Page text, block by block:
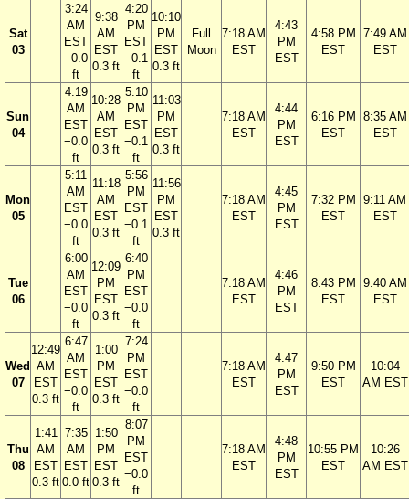
Sat
03
3:24
AM
EST
−0.0
ft
9:38
AM
EST
0.3 ft
4:20
PM
EST
−0.1
ft
10:10
PM
EST
0.3 ft
Full
Moon
7:18 AM
EST
4:43
PM
EST
4:58 PM
EST
7:49 AM
EST
Sun
04
4:19
AM
EST
−0.0
ft
10:28
AM
EST
0.3 ft
5:10
PM
EST
−0.1
ft
11:03
PM
EST
0.3 ft
7:18 AM
EST
4:44
PM
EST
6:16 PM
EST
8:35 AM
EST
Mon
05
5:11
AM
EST
−0.0
ft
11:18
AM
EST
0.3 ft
5:56
PM
EST
−0.1
ft
11:56
PM
EST
0.3 ft
7:18 AM
EST
4:45
PM
EST
7:32 PM
EST
9:11 AM
EST
Tue
06
6:00
AM
EST
−0.0
ft
12:09
PM
EST
0.3 ft
6:40
PM
EST
−0.0
ft
7:18 AM
EST
4:46
PM
EST
8:43 PM
EST
9:40 AM
EST
Wed
07
12:49
AM
EST
0.3 ft
6:47
AM
EST
−0.0
ft
1:00
PM
EST
0.3 ft
7:24
PM
EST
−0.0
ft
7:18 AM
EST
4:47
PM
EST
9:50 PM
EST
10:04
AM EST
Thu
08
1:41
AM
EST
0.3 ft
7:35
AM
EST
0.0 ft
1:50
PM
EST
0.3 ft
8:07
PM
EST
−0.0
ft
7:18 AM
EST
4:48
PM
EST
10:55 PM
EST
10:26
AM EST